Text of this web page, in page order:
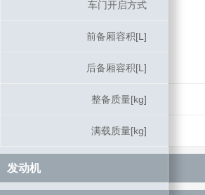
车门开启方式
前备厢容积[L]
后备厢容积[L]
整备质量[kg]
满载质量[kg]
发动机
车门开启方式
前备厢容积[L]
后备厢容积[L]
整备质量[kg]
满载质量[kg]
发动机